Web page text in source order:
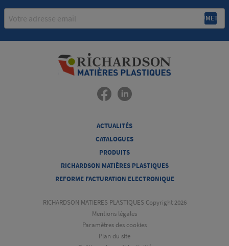
Email
ACTUALITÉS
CATALOGUES
PRODUITS
RICHARDSON MATIÈRES PLASTIQUES
REFORME FACTURATION ELECTRONIQUE
RICHARDSON MATIERES PLASTIQUES Copyright 2026
Mentions légales
Paramètres des cookies
Plan du site